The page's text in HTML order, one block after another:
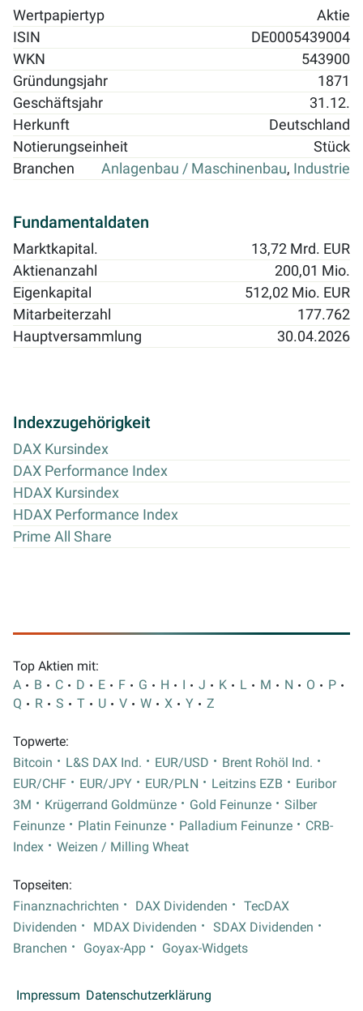
Wertpapiertyp
Aktie
ISIN
DE0005439004
WKN
543900
Gründungsjahr
1871
Geschäftsjahr
31.12.
Herkunft
Deutschland
Notierungseinheit
Stück
Branchen
Anlagenbau / Maschinenbau, Industrie
Fundamentaldaten
Marktkapital.
13,72 Mrd. EUR
Aktienanzahl
200,01 Mio.
Eigenkapital
512,02 Mio. EUR
Mitarbeiterzahl
177.762
Hauptversammlung
30.04.2026
Indexzugehörigkeit
DAX Kursindex
DAX Performance Index
HDAX Kursindex
HDAX Performance Index
Prime All Share
Top Aktien mit:
A
B C D E F G H I J K L M N O
P
Q
R S T U V W X Y Z
Topwerte:
Bitcoin
L&S DAX Ind. EUR/USD
Brent Rohöl Ind.
EUR/CHF
EUR/JPY EUR/PLN Leitzins EZB
Euribor
3M
Krügerrand Goldmünze Gold Feinunze
Silber
Feinunze
Platin Feinunze Palladium Feinunze
CRB-
Index
Weizen / Milling Wheat
Topseiten:
Finanznachrichten
DAX Dividenden
TecDAX
Dividenden
MDAX Dividenden
SDAX Dividenden
Branchen
Goyax-App Goyax-Widgets
Impressum Datenschutzerklärung